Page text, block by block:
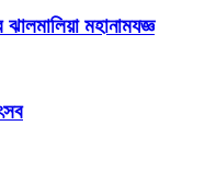
মহানামযজ্ঞ